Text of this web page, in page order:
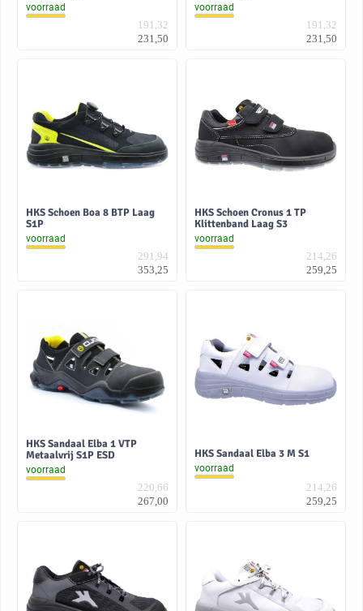
voorraad
191,32
231,50
voorraad
191,32
231,50
HKS Schoen Boa 8 BTP Laag
S1P
voorraad
291,94
353,25
HKS Schoen Cronus 1 TP
Klittenband Laag S3
voorraad
214,26
259,25
HKS Sandaal Elba 1 VTP
Metaalvrij S1P ESD
voorraad
220,66
267,00
HKS Sandaal Elba 3 M S1
voorraad
214,26
259,25